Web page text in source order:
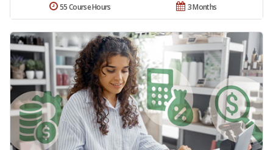
3 Months
55 Course Hours